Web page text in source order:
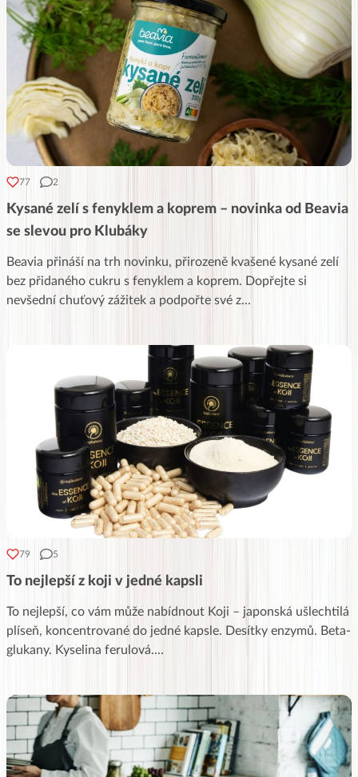
77 2
Kysané zelí s fenyklem a koprem – novinka od Beavia
se slevou pro Klubáky
Beavia přináší na trh novinku, přirozeně kvašené kysané zelí
bez přidaného cukru s fenyklem a koprem. Dopřejte si
nevšední chuťový zážitek a podpořte své z...
79 5
To nejlepší z koji v jedné kapsli
To nejlepší, co vám může nabídnout Koji – japonská ušlechtilá
plíseň, koncentrované do jedné kapsle. Desítky enzymů. Beta-
glukany. Kyselina ferulová....